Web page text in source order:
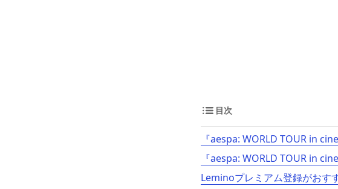
目次
『aespa: WORLD TOUR in
『aespa: WORLD TOUR in
Leminoプレミアム登録がおす